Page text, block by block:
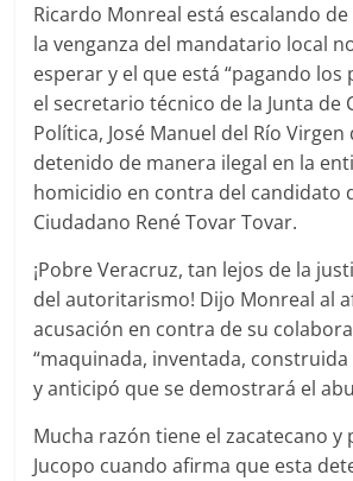
Ricardo Monreal está escalando
la venganza del mandatario local
esperar y el que está “pagando los
el secretario técnico de la Junta de
Política, José Manuel del Río
detenido de manera ilegal en la
homicidio en contra del candidato
Ciudadano René Tovar Tovar.
¡Pobre Veracruz, tan lejos de la
del autoritarismo! Dijo Monreal al
acusación en contra de su
“maquinada, inventada,
y anticipó que se demostrará el
Mucha razón tiene el zacatecano y
Jucopo cuando afirma que esta